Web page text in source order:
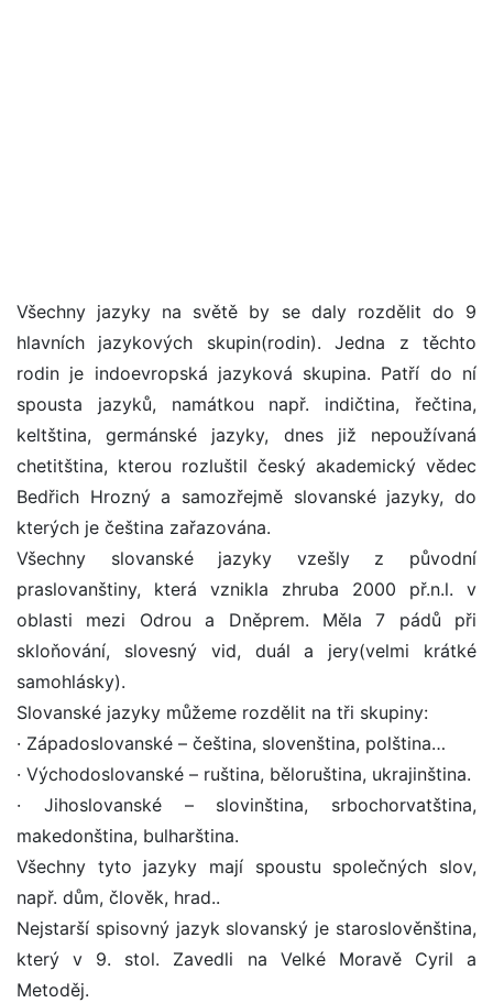
Všechny jazyky na světě by se daly rozdělit do 9
hlavních jazykových skupin(rodin). Jedna z těchto
rodin je indoevropská jazyková skupina. Patří do ní
spousta jazyků, namátkou např. indičtina, řečtina,
keltština, germánské jazyky, dnes již nepoužívaná
chetitština, kterou rozluštil český akademický vědec
Bedřich Hrozný a samozřejmě slovanské jazyky, do
kterých je čeština zařazována.
Všechny slovanské jazyky vzešly z původní
praslovanštiny, která vznikla zhruba 2000 př.n.l. v
oblasti mezi Odrou a Dněprem. Měla 7 pádů při
skloňování, slovesný vid, duál a jery(velmi krátké
samohlásky).
Slovanské jazyky můžeme rozdělit na tři skupiny:
· Západoslovanské – čeština, slovenština, polština…
· Východoslovanské – ruština, běloruština, ukrajinština.
· Jihoslovanské – slovinština, srbochorvatština,
makedonština, bulharština.
Všechny tyto jazyky mají spoustu společných slov,
např. dům, člověk, hrad..
Nejstarší spisovný jazyk slovanský je staroslověnština,
který v 9. stol. Zavedli na Velké Moravě Cyril a
Metoděj.